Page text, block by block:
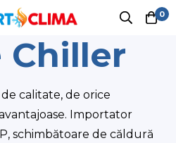
0
Chiller
calitate, de orice
Importator
schimbătoare de căldură